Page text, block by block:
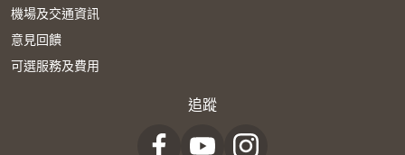
機場及交通資訊
意見回饋
可選服務及費用
追蹤